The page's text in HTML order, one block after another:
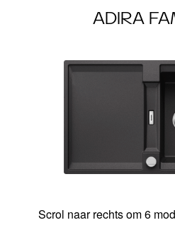
ADIRA
Scrol naar rechts om 6